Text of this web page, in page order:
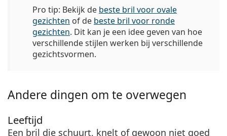
Pro tip: Bekijk de beste bril voor ovale
gezichten of de beste bril voor ronde
gezichten. Dit kan je een idee geven van hoe
verschillende stijlen werken bij verschillende
gezichtsvormen.
Andere dingen om te overwegen
Leeftijd
Een bril die schuurt, knelt of gewoon niet goed